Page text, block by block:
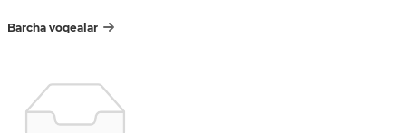
Barcha voqealar